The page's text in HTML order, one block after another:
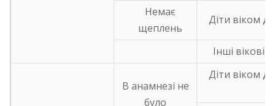
Немає
щеплень
Діти віком
Інші вікові
В анамнезі не
було
Діти віком